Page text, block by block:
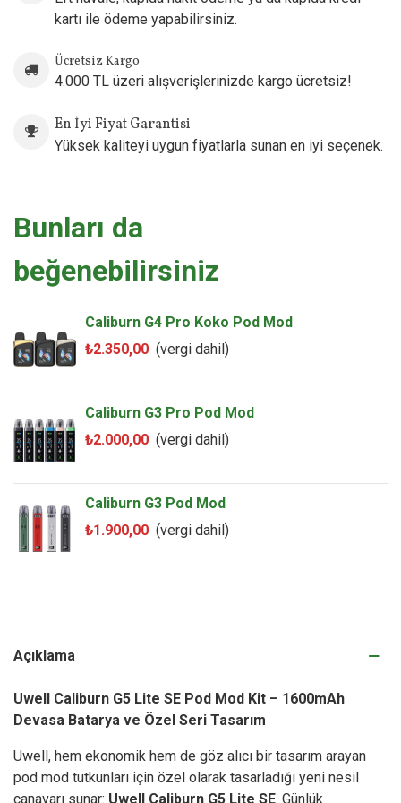
1 x Kullanım Kılavuzu
kartı ile ödeme yapabilirsiniz.
Ücretsiz Kargo
4.000 TL üzeri alışverişlerinizde kargo ücretsiz!
En İyi Fiyat Garantisi
Yüksek kaliteyi uygun fiyatlarla sunan en iyi seçenek.
Bunları da
beğenebilirsiniz
Caliburn G4 Pro Koko Pod Mod
₺2.350,00 (vergi dahil)
Caliburn G3 Pro Pod Mod
₺2.000,00 (vergi dahil)
Caliburn G3 Pod Mod
₺1.900,00 (vergi dahil)
Açıklama
Uwell Caliburn G5 Lite SE Pod Mod Kit – 1600mAh
Devasa Batarya ve Özel Seri Tasarım
Uwell, hem ekonomik hem de göz alıcı bir tasarım arayan
pod mod tutkunları için özel olarak tasarladığı yeni nesil
canavarı sunar: Uwell Caliburn G5 Lite SE. Günlük